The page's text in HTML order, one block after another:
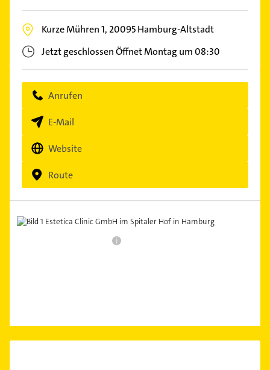
Kurze Mühren 1, 20095Hamburg-Altstadt
Jetzt geschlossenÖffnet Montag um 08:30
Anrufen
E-Mail
Website
Route
i